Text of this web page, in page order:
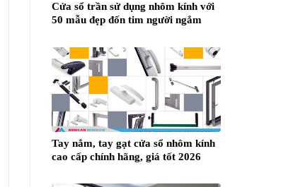
Cửa sổ trần sử dụng nhôm kính với
50 mẫu đẹp đốn tim người ngắm
Tay nắm, tay gạt cửa sổ nhôm kính
cao cấp chính hãng, giá tốt 2026